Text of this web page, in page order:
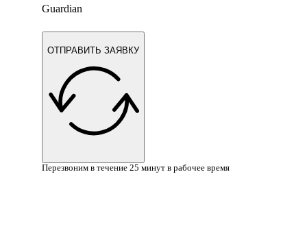
Guardian
ОТПРАВИТЬ ЗАЯВКУ
Перезвоним в течение 25 минут в рабочее время